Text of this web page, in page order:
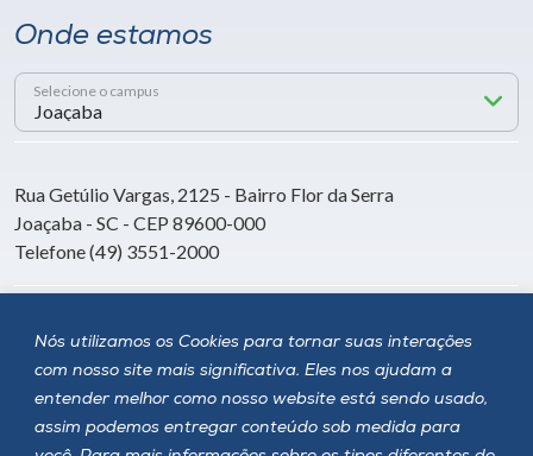
Nós utilizamos os Cookies para tornar suas interações
com nosso site mais significativa. Eles nos ajudam a
entender melhor como nosso website está sendo usado,
assim podemos entregar conteúdo sob medida para
Onde estamos
Selecione o campus
Rua Getúlio Vargas, 2125 - Bairro Flor da Serra
Joaçaba - SC - CEP 89600-000
Telefone (49) 3551-2000
Siga a Unoesc